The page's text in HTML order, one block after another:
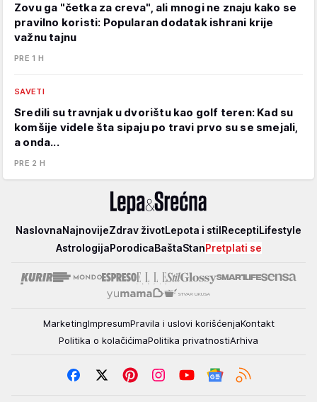
Zovu ga "četka za creva", ali mnogi ne znaju kako se
pravilno koristi: Popularan dodatak ishrani krije
važnu tajnu
PRE 1 H
SAVETI
Sredili su travnjak u dvorištu kao golf teren: Kad su
komšije videle šta sipaju po travi prvo su se smejali,
a onda...
PRE 2 H
Lepa
NaslovnaNajnovijeZdrav životLepota i stilReceptiLifestyle
AstrologijaPorodicaBaštaStanPretplati se
MarketingImpresumPravila i uslovi korišćenjaKontakt
Politika o kolačićimaPolitika privatnostiArhiva